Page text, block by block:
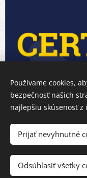
Vytvorené
Používame cookies,
bezpečnosť našich
najlepšiu skúsenosť z
Prijať nevyhnutné
Odsúhlasiť všetky